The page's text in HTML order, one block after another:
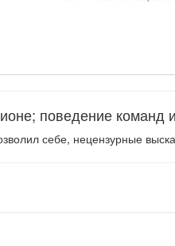
поведение команд
себе, нецензурные